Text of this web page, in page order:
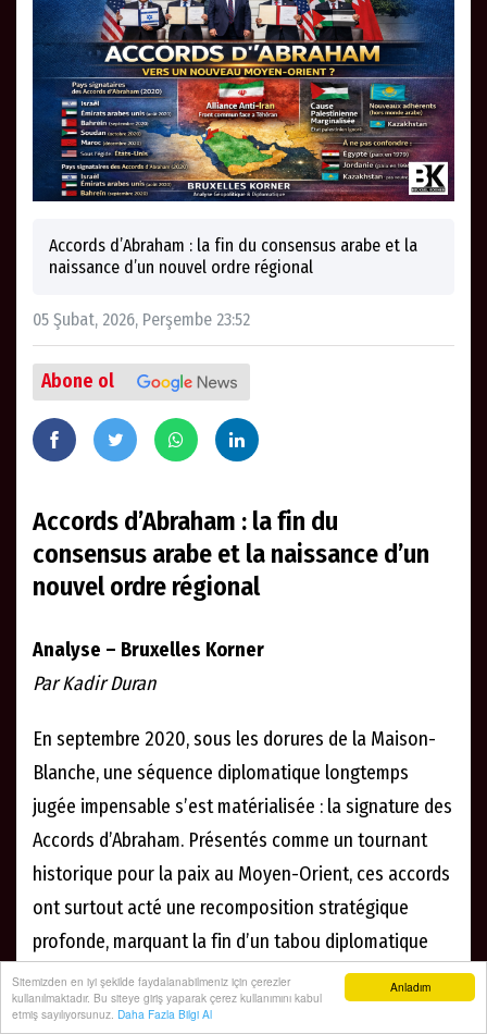
Anladım
Sitemizden en iyi şekilde faydalanabilmeniz için çerezler
kullanılmaktadır. Bu siteye giriş yaparak çerez kullanımını kabul
etmiş sayılıyorsunuz. Daha Fazla Bilgi Al
Accords d’Abraham : la fin du consensus arabe et la
naissance d’un nouvel ordre régional
05 Şubat, 2026, Perşembe 23:52
Abone ol
Accords d’Abraham : la fin du
consensus arabe et la naissance d’un
nouvel ordre régional
Analyse – Bruxelles Korner
Par Kadir Duran
En septembre 2020, sous les dorures de la Maison-
Blanche, une séquence diplomatique longtemps
jugée impensable s’est matérialisée : la signature des
Accords d’Abraham. Présentés comme un tournant
historique pour la paix au Moyen-Orient, ces accords
ont surtout acté une recomposition stratégique
profonde, marquant la fin d’un tabou diplomatique
arabe vieux de plusieurs décennies.